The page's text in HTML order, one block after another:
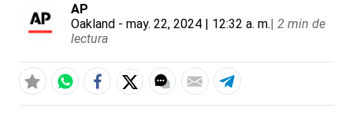
AP
Oakland - may. 22, 2024 | 12:32 a. m.| 2 min de
lectura